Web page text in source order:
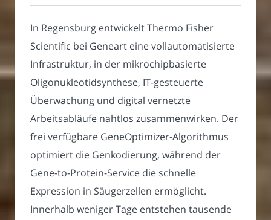
In Regensburg entwickelt Thermo Fisher
Scientific bei Geneart eine vollautomatisierte
Infrastruktur, in der mikrochipbasierte
Oligonukleotidsynthese, IT-gesteuerte
Überwachung und digital vernetzte
Arbeitsabläufe nahtlos zusammenwirken. Der
frei verfügbare GeneOptimizer-Algorithmus
optimiert die Genkodierung, während der
Gene-to-Protein-Service die schnelle
Expression in Säugerzellen ermöglicht.
Innerhalb weniger Tage entstehen tausende